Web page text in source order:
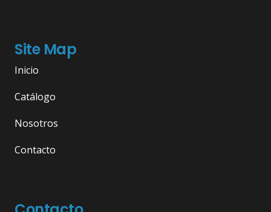
Site Map
Inicio
Catálogo
Nosotros
Contacto